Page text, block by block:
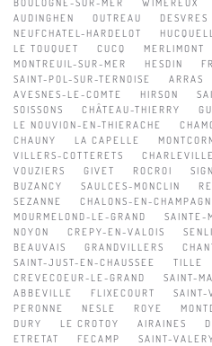
BOULOGNE-SUR-MER
WIMEREUX
AUDINGHEN
OUTREAU DESVRES
NEUFCHATEL-HARDELOT
LE TOUQUET
CUCQ MERLIMONT
MONTREUIL-SUR-MER
HESDIN
SAINT-POL-SUR-TERNOISE
ARRAS
AVESNES-LE-COMTE
HIRSON
SOISSONS
CHÂTEAU-THIERRY
LE NOUVION-EN-THIERACHE
CHAUNY
LA CAPELLE
VILLERS-COTTERETS
VOUZIERS
GIVET ROCROI
BUZANCY
SAULCES-MONCLIN
SEZANNE
CHALONS-EN-
MOURMELOND-LE-GRAND
SAINTE-
NOYON
CREPY-EN-VALOIS
BEAUVAIS
GRANDVILLERS
SAINT-JUST-EN-CHAUSSEE
TILLE
CREVECOEUR-LE-GRAND
SAINT-
ABBEVILLE
FLIXECOURT SAINT-
PERONNE
NESLE ROYE
DURY
LE CROTOY AIRAINES
ETRETAT
FECAMP
SAINT-